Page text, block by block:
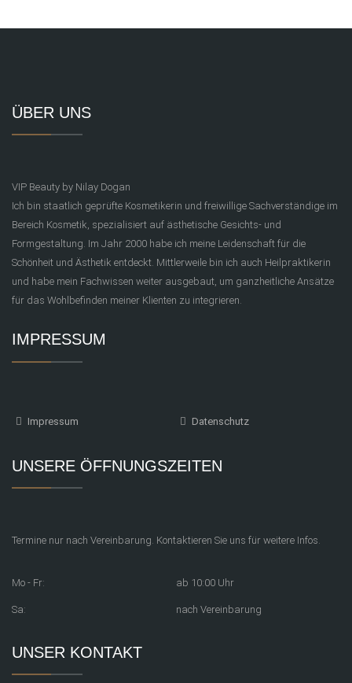
ÜBER UNS
VIP Beauty by Nilay Dogan
Ich bin staatlich geprüfte Kosmetikerin und freiwillige Sachverständige im
Bereich Kosmetik, spezialisiert auf ästhetische Gesichts- und
Formgestaltung. Im Jahr 2000 habe ich meine Leidenschaft für die
Schönheit und Ästhetik entdeckt. Mittlerweile bin ich auch Heilpraktikerin
und habe mein Fachwissen weiter ausgebaut, um ganzheitliche Ansätze
für das Wohlbefinden meiner Klienten zu integrieren.
IMPRESSUM
Impressum Datenschutz
UNSERE ÖFFNUNGSZEITEN
Termine nur nach Vereinbarung. Kontaktieren Sie uns für weitere Infos.
Mo - Fr: ab 10:00 Uhr
Sa: nach Vereinbarung
UNSER KONTAKT